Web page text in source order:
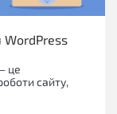
WordPress
це
сайту,